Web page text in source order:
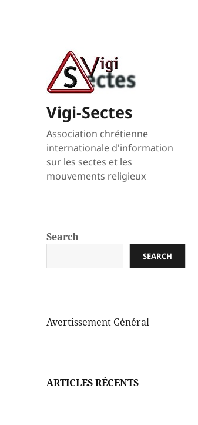
Vigi-Sectes
Association chrétienne
internationale d'information
sur les sectes et les
mouvements religieux
Search
SEARCH
Avertissement Général
ARTICLES RÉCENTS